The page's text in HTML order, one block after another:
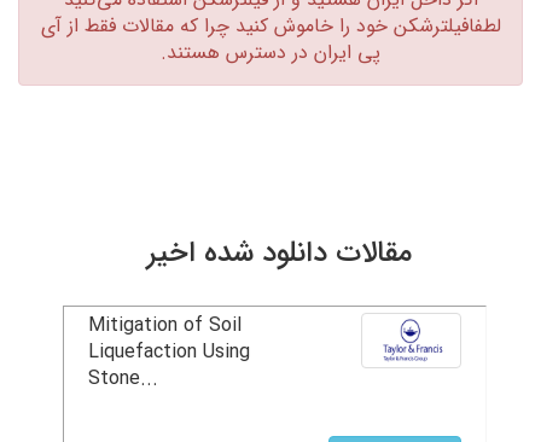
لطفافیلترشکن خود را خاموش کنید چرا که مقالات فقط از آی
پی ایران در دسترس هستند.‏
مقالات دانلود شده اخیر
Mitigation of Soil
Liquefaction Using
Stone...